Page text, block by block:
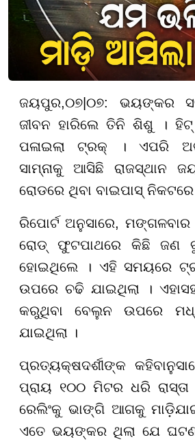
ଜୟପୁର,୦୭|୦୭: ଭୟଙ୍କର
ଜୀବନ ହାରିଲେ ତିନି ଶିଶୁ ।
ପଳାଇଲା ଟ୍ରକ୍ । ଏପରି
ସାମ୍ନାକୁ ଆସିଛି ରାଜସ୍ଥାନ
ରୋଡରେ ଥିବା ବାଇପାସ୍ ନିକଟରେ
ରିପୋର୍ଟ ଅନୁସାରେ, ମଙ୍ଗଳବାର
ରୋଡ୍ ଫୁଟପାଥରେ କିଛି ଜଣ
ହୋଇଥିଲେ । ଏହି ସମୟରେ
ଉପରେ ଚଢି ଯାଇଥିଲା ।
କରୁଥିବା ବେଲୁନ ଉପରେ
ଯାଇଥିଲା ।
ପ୍ରତ୍ୟକ୍ଷଦର୍ଶୀଙ୍କ
ପ୍ରାୟ ୧୦୦ ମିଟର ଧରି ରାସ୍ତା
ରେଲିଂକୁ ଭାଙ୍ଗି ଆଗକୁ
ଏତେ ଭୟଙ୍କର ଥିଲା ଯେ